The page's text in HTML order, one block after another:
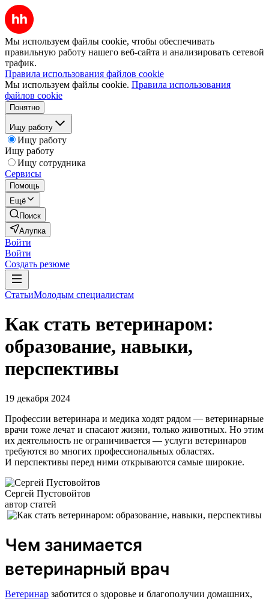
Мы используем файлы cookie, чтобы обеспечивать
правильную работу нашего веб-сайта и анализировать сетевой
трафик.
Правила использования файлов cookie
Мы используем файлы cookie. Правила использования
файлов cookie
Понятно
Ищу работу
Ищу работу
Ищу работу
Ищу сотрудника
Сервисы
Помощь
Ещё
Поиск
Алупка
Войти
Войти
Создать резюме
СтатьиМолодым специалистам
Как стать ветеринаром:
образование, навыки,
перспективы
19 декабря 2024
Профессии ветеринара и медика ходят рядом — ветеринарные
врачи тоже лечат и спасают жизни, только животных. Но этим
их деятельность не ограничивается — услуги ветеринаров
требуются во многих профессиональных областях.
И перспективы перед ними открываются самые широкие.
Сергей Пустовойтов
автор статей
Чем занимается
ветеринарный врач
Ветеринар заботится о здоровье и благополучии домашних,